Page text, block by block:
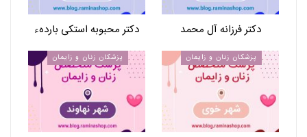
دکتر فرزانه آل محمد دکتر محبوبه استکی باردهء
پزشکان زنان و زایمان پزشکان زنان و زایمان